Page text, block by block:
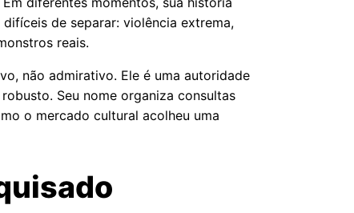
de separar: violência extrema,
reais.
não admirativo. Ele é uma autoridade
Seu nome organiza consultas
o mercado cultural acolheu uma